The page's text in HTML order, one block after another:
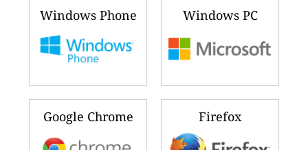
Windows Phone Windows PC
Google Chrome Firefox